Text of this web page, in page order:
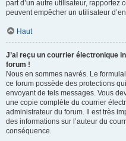
part d’un autre utilisateur, rapportez
peuvent empêcher un utilisateur
Haut
J’ai reçu un courrier électronique
forum !
Nous en sommes navrés. Le
ce forum possède des protections
envoyant de tels messages. Vous
une copie complète du courrier
administrateur du forum. Il est très
des informations sur l’auteur du
conséquence.